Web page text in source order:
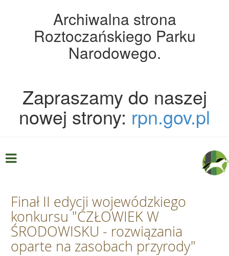
Archiwalna strona
Roztoczańskiego Parku
Narodowego.
Zapraszamy do naszej
nowej strony: rpn.gov.pl
Finał II edycji wojewódzkiego
konkursu "CZŁOWIEK W
ŚRODOWISKU - rozwiązania
oparte na zasobach przyrody"